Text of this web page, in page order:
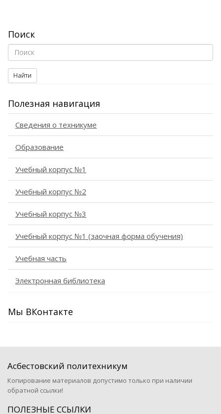
Поиск
Найти
Полезная навигация
Сведения о техникуме
Образование
Учебный корпус №1
Учебный корпус №2
Учебный корпус №3
Учебный корпус №1 (заочная форма обучения)
Учебная часть
Электронная библиотека
Мы ВКонтакте
Асбестовский политехникум
Копирование материалов допустимо только при наличии
обратной ссылки!
ПОЛЕЗНЫЕ ССЫЛКИ